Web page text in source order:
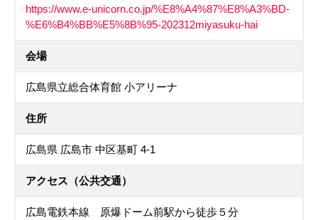
https://www.e-unicorn.co.jp/%E8%A4%87%E8%A3%BD-
%E6%B4%BB%E5%8B%95-202312miyasuku-hai
会場
広島県立総合体育館 小アリーナ
住所
広島県 広島市 中区基町 4-1
アクセス（公共交通）
広島電鉄本線 原爆ドーム前駅から徒歩５分